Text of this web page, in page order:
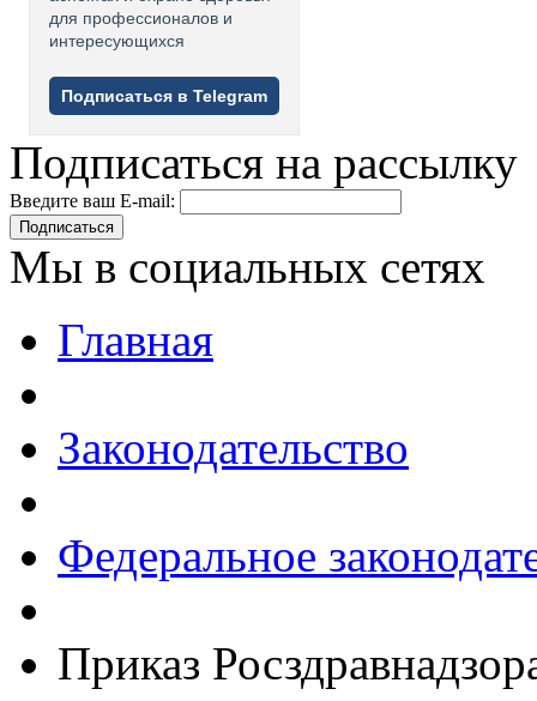
для профессионалов и
интересующихся
Подписаться в Telegram
Подписаться на рассылку
Введите ваш E-mail:
Подписаться
Мы в социальных сетях
Главная
Законодательство
Федеральное
Приказ